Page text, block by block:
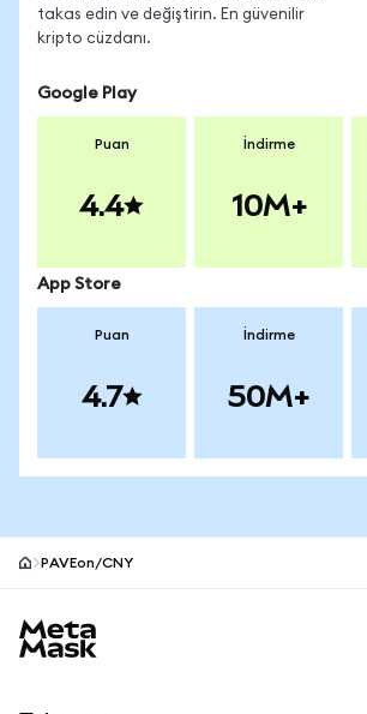
takas edin ve değiştirin. En güvenilir
kripto cüzdanı.
Google Play
Puan
4.4
İndirme
10M+
App Store
Puan
4.7
İndirme
50M+
PAVEon/CNY